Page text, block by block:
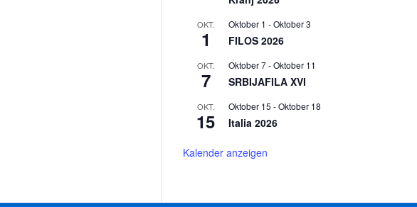
OKT.
1
Oktober 1 -Oktober 3
FILOS 2026
OKT.
7
Oktober 7-Oktober 11
SRBIJAFILA XVI
OKT.
15
Oktober 15 -Oktober 18
Italia 2026
Kalender anzeigen